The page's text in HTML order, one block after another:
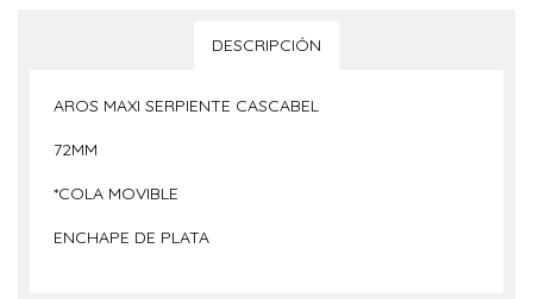
DESCRIPCIÓN
AROS MAXI SERPIENTE CASCABEL
72MM
*COLA MOVIBLE
ENCHAPE DE PLATA